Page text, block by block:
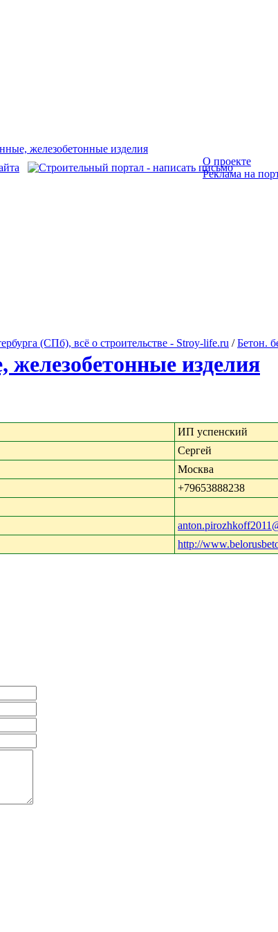
О проекте
Реклама на
(СПб), всё о строительстве - Stroy-life.ru /Бетон.
железобетонные изделия
ИП успенский
Сергей
Москва
+79653888238
http://